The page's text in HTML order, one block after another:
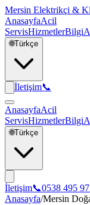
Mersin Elektrikçi &
AnasayfaAcil
ServisHizmetlerBilgi
🌐Türkçe
İletişim📞
AnasayfaAcil
ServisHizmetlerBilgi
🌐Türkçe
İletişim📞0538 495
Anasayfa/Mersin